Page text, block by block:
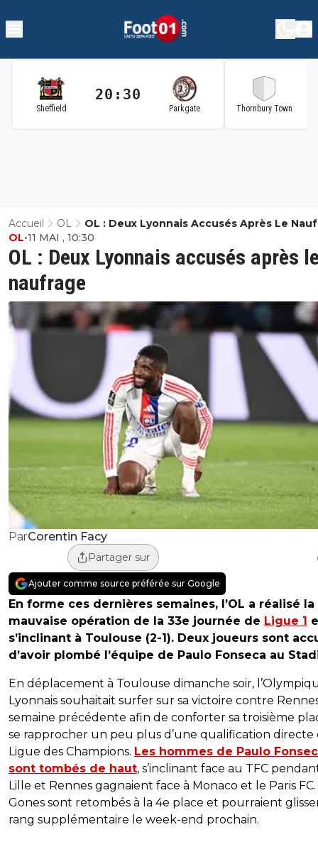
Sheffield
20:30
Parkgate Thornbury Town
Accueil OL OL : Deux Lyonnais Accusés Après Le
OL : Deux Lyonnais accusés après
naufrage
OL•11 MAI , 10:30
ParCorentin Facy
Partager sur
Ajouter comme source préférée sur Google
En forme ces dernières semaines, l’OL a réalisé
mauvaise opération de la 33e journée de Ligue 1
s’inclinant à Toulouse (2-1). Deux joueurs sont
d’avoir plombé l’équipe de Paulo Fonseca au
En déplacement à Toulouse dimanche soir,
Lyonnais souhaitait surfer sur sa victoire contre
semaine précédente afin de conforter sa troisième
se rapprocher un peu plus d’une qualification directe
Ligue des Champions. Les hommes de Paulo
sont tombés de haut, s’inclinant face au TFC
Lille et Rennes gagnaient face à Monaco et le Paris FC.
Gones sont retombés à la 4e place et pourraient
rang supplémentaire le week-end prochain.